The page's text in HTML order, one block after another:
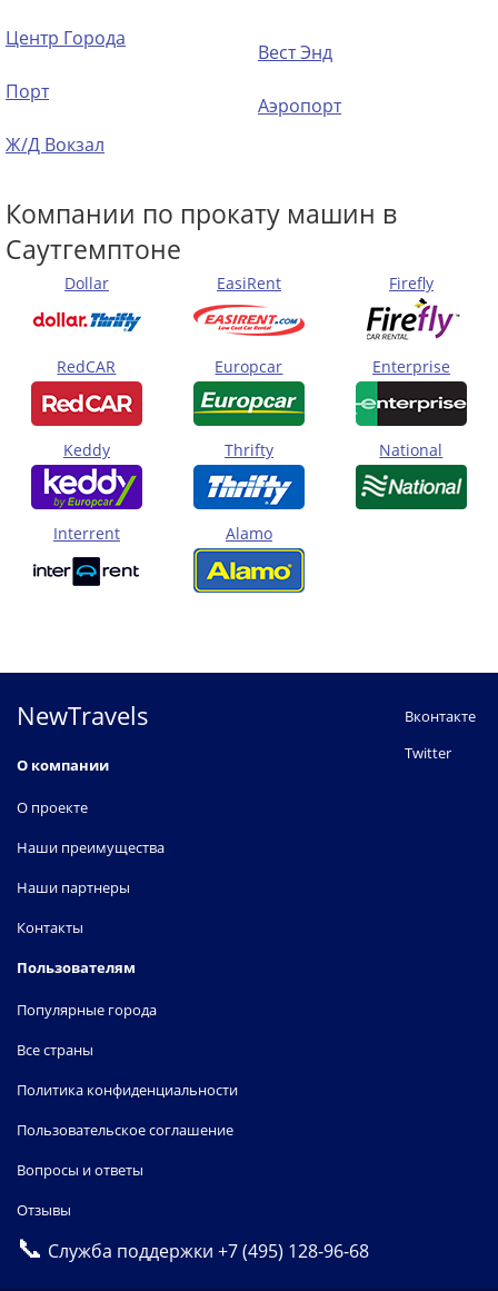
Центр Города
Порт
Ж/Д Вокзал
Вест Энд
Аэропорт
Компании по прокату машин в
Саутгемптоне
Dollar EasiRent Firefly
RedCAR Europcar Enterprise
Keddy Thrifty National
Interrent Alamo
NewTravels
О компании
О проекте
Наши преимущества
Наши партнеры
Контакты
Пользователям
Популярные города
Все страны
Политика конфиденциальности
Пользовательское соглашение
Вопросы и ответы
Отзывы
Вконтакте
Twitter
📞 Служба поддержки +7 (495) 128-96-68